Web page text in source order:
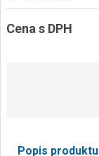
Cena s DPH
Popis produktu